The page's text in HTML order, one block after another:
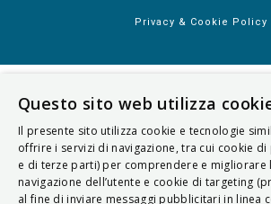
Privacy & Cookie Policy
Questo sito web utilizza
Il presente sito utilizza cookie e tecnologie
offrire i servizi di navigazione, tra cui cookie
e di terze parti) per comprendere e migliorare
navigazione dell’utente e cookie di targeting
al fine di inviare messaggi pubblicitari in linea